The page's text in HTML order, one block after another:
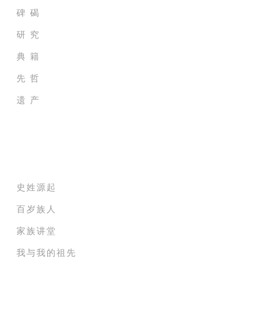
碑 碣
研 究
典 籍
先 哲
遗 产
史姓源起
百岁族人
家族讲堂
我与我的祖先